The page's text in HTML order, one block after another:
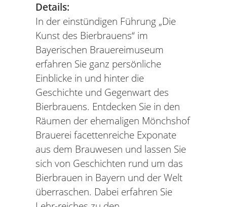
Details:
In der einstündigen Führung „Die
Kunst des Bierbrauens“ im
Bayerischen Brauereimuseum
erfahren Sie ganz persönliche
Einblicke in und hinter die
Geschichte und Gegenwart des
Bierbrauens. Entdecken Sie in den
Räumen der ehemaligen Mönchshof
Brauerei facettenreiche Exponate
aus dem Brauwesen und lassen Sie
sich von Geschichten rund um das
Bierbrauen in Bayern und der Welt
überraschen. Dabei erfahren Sie